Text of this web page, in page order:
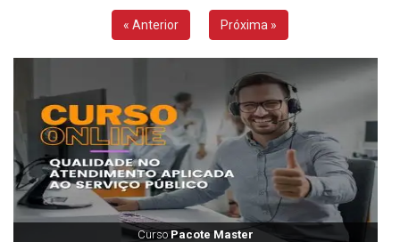
« Anterior Próxima »
CursoPacote Master